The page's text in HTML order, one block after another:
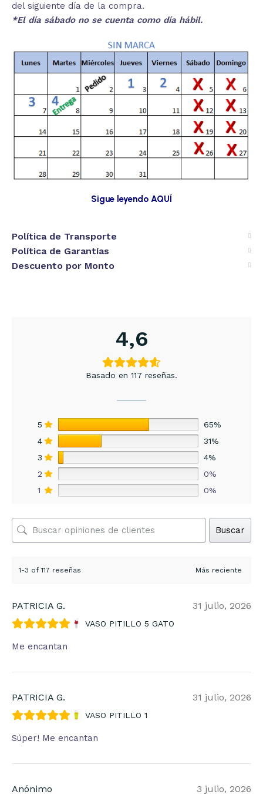
del siguiente día de la compra.
*El día sábado no se cuenta como día hábil.
Sigue leyendo AQUÍ
Política de Transporte
Política de Garantías
Descuento por Monto
4,6
Basado en 117 reseñas.
5
65%
4
31%
3
4%
2
0%
1
0%
Buscar
1-3 of 117 reseñas
PATRICIA G. 31 julio, 2026
VASO PITILLO 5 GATO
Me encantan
PATRICIA G. 31 julio, 2026
VASO PITILLO 1
Súper! Me encantan
Anónimo 3 julio, 2026